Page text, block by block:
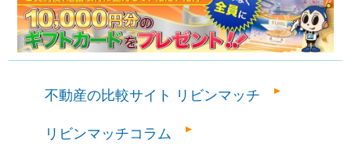
不動産の比較サイト リビンマッチ
リビンマッチコラム